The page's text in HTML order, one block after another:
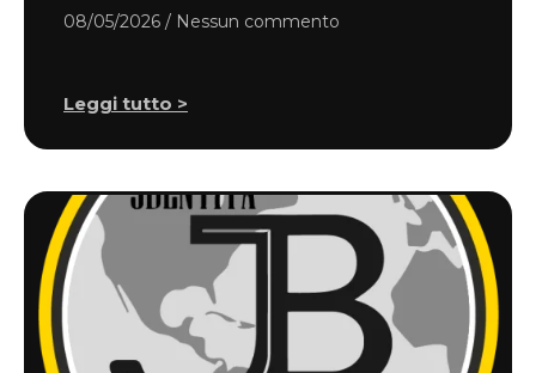
08/05/2026 Nessun commento
Leggi tutto >